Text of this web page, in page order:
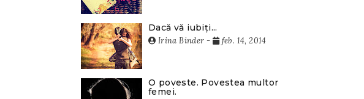
Dacă vă iubiți...
Irina Binder - feb. 14, 2014
O poveste. Povestea multor
femei.